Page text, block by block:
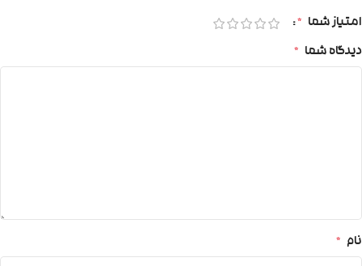
امتیاز شما *
دیدگاه شما *
نام *